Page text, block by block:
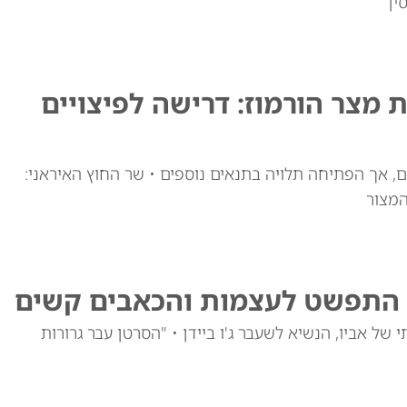
הורמוז: דרישה לפיצויים
אך הפתיחה תלויה בתנאים נוספים • שר החוץ האיראני:
התפשט לעצמות והכאבים קשים
של אביו, הנשיא לשעבר ג'ו ביידן • "הסרטן עבר גרורות